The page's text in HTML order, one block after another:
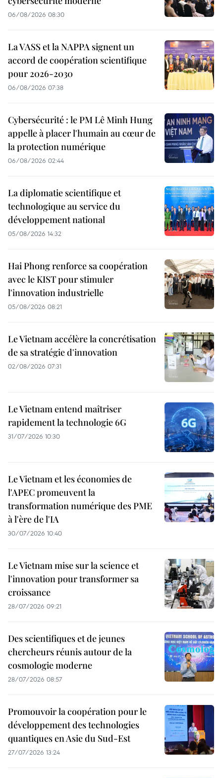
06/08/2026 08:30
La VASS et la NAPPA signent un
accord de coopération scientifique
pour 2026-2030
06/08/2026 07:38
Cybersécurité : le PM Lê Minh Hung
appelle à placer l'humain au cœur de
la protection numérique
06/08/2026 02:44
La diplomatie scientifique et
technologique au service du
développement national
05/08/2026 14:32
Hai Phong renforce sa coopération
avec le KIST pour stimuler
l'innovation industrielle
05/08/2026 08:21
Le Vietnam accélère la concrétisation
de sa stratégie d'innovation
02/08/2026 07:31
Le Vietnam entend maîtriser
rapidement la technologie 6G
31/07/2026 10:30
Le Vietnam et les économies de
l'APEC promeuvent la
transformation numérique des PME
à l'ère de l'IA
30/07/2026 10:40
Le Vietnam mise sur la science et
l'innovation pour transformer sa
croissance
28/07/2026 09:21
Des scientifiques et de jeunes
chercheurs réunis autour de la
cosmologie moderne
28/07/2026 08:57
Promouvoir la coopération pour le
développement des technologies
quantiques en Asie du Sud-Est
27/07/2026 13:24